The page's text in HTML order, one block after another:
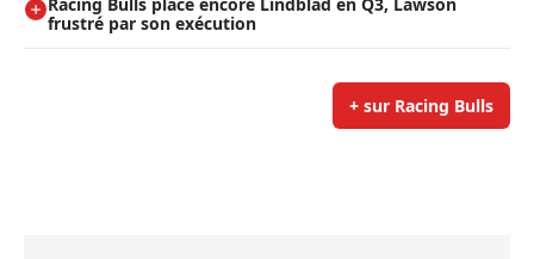
frustré par son exécution
+ sur Racing Bulls